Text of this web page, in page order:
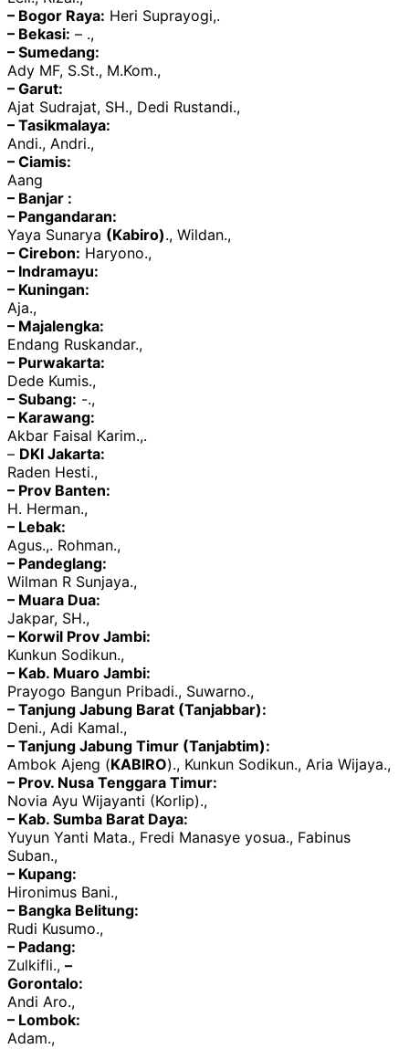
– Bogor Raya: Heri Suprayogi,.
– Bekasi: – .,
– Sumedang:
Ady MF, S.St., M.Kom.,
– Garut:
Ajat Sudrajat, SH., Dedi Rustandi.,
– Tasikmalaya:
Andi., Andri.,
– Ciamis:
Aang
– Banjar :
– Pangandaran:
Yaya Sunarya (Kabiro)., Wildan.,
– Cirebon: Haryono.,
– Indramayu:
– Kuningan:
Aja.,
– Majalengka:
Endang Ruskandar.,
– Purwakarta:
Dede Kumis.,
– Subang: -.,
– Karawang:
Akbar Faisal Karim.,.
– DKI Jakarta:
Raden Hesti.,
– Prov Banten:
H. Herman.,
– Lebak:
Agus.,. Rohman.,
– Pandeglang:
Wilman R Sunjaya.,
– Muara Dua:
Jakpar, SH.,
– Korwil Prov Jambi:
Kunkun Sodikun.,
– Kab. Muaro Jambi:
Prayogo Bangun Pribadi., Suwarno.,
– Tanjung Jabung Barat (Tanjabbar):
Deni., Adi Kamal.,
– Tanjung Jabung Timur (Tanjabtim):
Ambok Ajeng (KABIRO)., Kunkun Sodikun., Aria Wijaya.,
– Prov. Nusa Tenggara Timur:
Novia Ayu Wijayanti (Korlip).,
– Kab. Sumba Barat Daya:
Yuyun Yanti Mata., Fredi Manasye yosua., Fabinus
Suban.,
– Kupang:
Hironimus Bani.,
– Bangka Belitung:
Rudi Kusumo.,
– Padang:
Zulkifli., –
Gorontalo:
Andi Aro.,
– Lombok:
Adam.,